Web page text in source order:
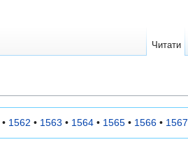
• 1562 • 1563 • 1564 • 1565 • 1566 • 1567
Читати